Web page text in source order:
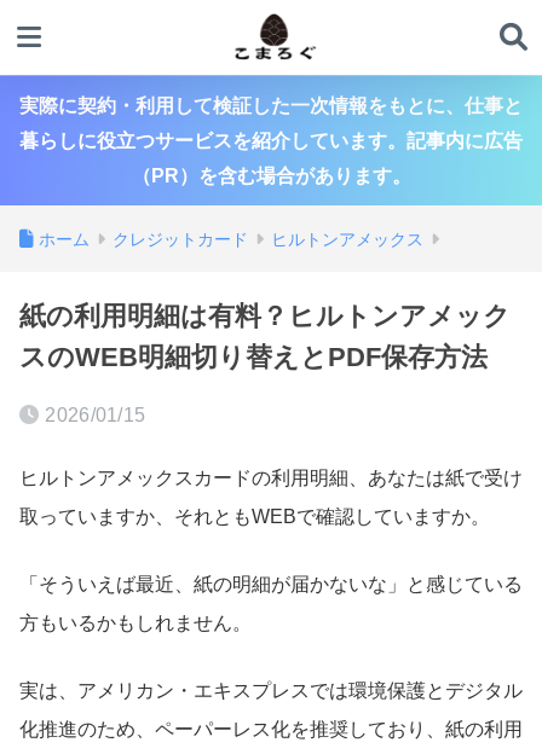
実際に契約・利用して検証した一次情報をもとに、仕事と
暮らしに役立つサービスを紹介しています。記事内に広告
（PR）を含む場合があります。
ホーム クレジットカード ヒルトンアメックス
紙の利用明細は有料？ヒルトンアメック
スのWEB明細切り替えとPDF保存方法
2026/01/15
ヒルトンアメックスカードの利用明細、あなたは紙で受け
取っていますか、それともWEBで確認していますか。
「そういえば最近、紙の明細が届かないな」と感じている
方もいるかもしれません。
実は、アメリカン・エキスプレスでは環境保護とデジタル
化推進のため、ペーパーレス化を推奨しており、紙の利用